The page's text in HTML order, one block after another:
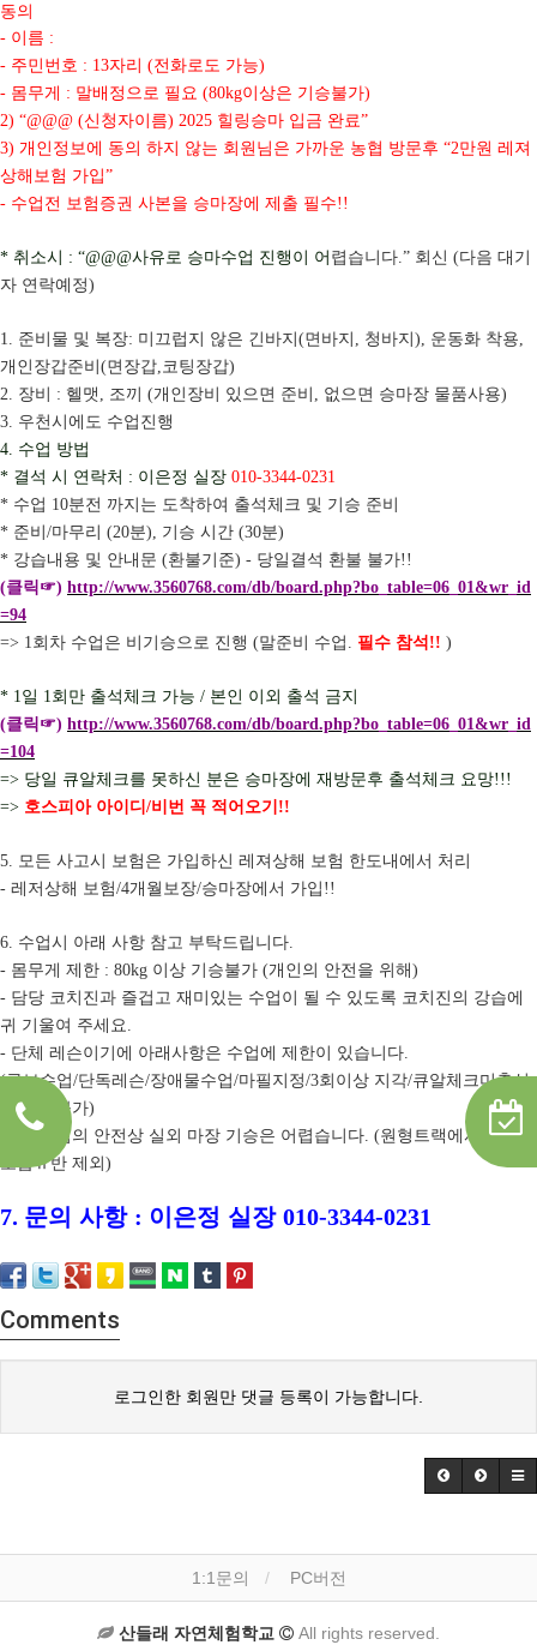
동의
- 이름 :
- 주민번호 : 13자리 (전화로도 가능)
- 몸무게 : 말배정으로 필요 (80kg이상은 기승불가)
2) “@@@ (신청자이름) 2025 힐링승마 입금 완료”
3) 개인정보에 동의 하지 않는 회원님은 가까운 농협 방문후 “2만원 레져
상해보험 가입”
- 수업전 보험증권 사본을 승마장에 제출 필수!!
* 취소시 : “@@@사유로 승마수업 진행이 어렵습니다.” 회신 (다음 대기
자 연락예정)
1. 준비물 및 복장: 미끄럽지 않은 긴바지(면바지 , 청바지), 운동화 착용,
개인장갑준비(면장갑, 코팅장갑)
2. 장비 : 헬맷 , 조끼 (개인장비 있으면 준비 , 없으면 승마장 물품사용)
3. 우천시에도 수업진행
4. 수업 방법
* 결석 시 연락처 : 이은정 실장 010-3344-0231
* 수업 10분전 까지는 도착하여 출석체크 및 기승 준비
* 준비/마무리 (20분), 기승 시간 (30분)
* 강습내용 및 안내문 (환불기준) - 당일결석 환불 불가!!
(클릭☞) http://www.3560768.com/db/board.php?bo_table=06_01&wr_id
=94
=> 1회차 수업은 비기승으로 진행 (말준비 수업 . 필수 참석 !! )
* 1일 1회만 출석체크 가능 / 본인 이외 출석 금지
(클릭☞) http://www.3560768.com/db/board.php?bo_table=06_01&wr_id
=104
=> 당일 큐알체크를 못하신 분은 승마장에 재방문후 출석체크 요망!!!
=> 호스피아 아이디 /비번 꼭 적어오기 !!
5. 모든 사고시 보험은 가입하신 레져상해 보험 한도내에서 처리
- 레저상해 보험/4개월보장/승마장에서 가입 !!
6. 수업시 아래 사항 참고 부탁드립니다.
- 몸무게 제한 : 80kg 이상 기승불가 (개인의 안전을 위해)
- 담당 코치진과 즐겁고 재미있는 수업이 될 수 있도록 코치진의 강습에
귀 기울여 주세요 .
- 단체 레슨이기에 아래사항은 수업에 제한이 있습니다.
(구보수업/단독레슨/장애물수업/마필지정/3회이상 지각/큐알체크미출석
시 수업불가)
회원님의 안전상 실외 마장 기승은 어렵습니다. (원형트랙에서 수업,
초급Ⅱ반 제외)
7. 문의 사항 : 이은정 실장 010-3344-0231
Comments
로그인한 회원만 댓글 등록이 가능합니다.
1:1문의 PC버전
산들래 자연체험학교 All rights reserved.